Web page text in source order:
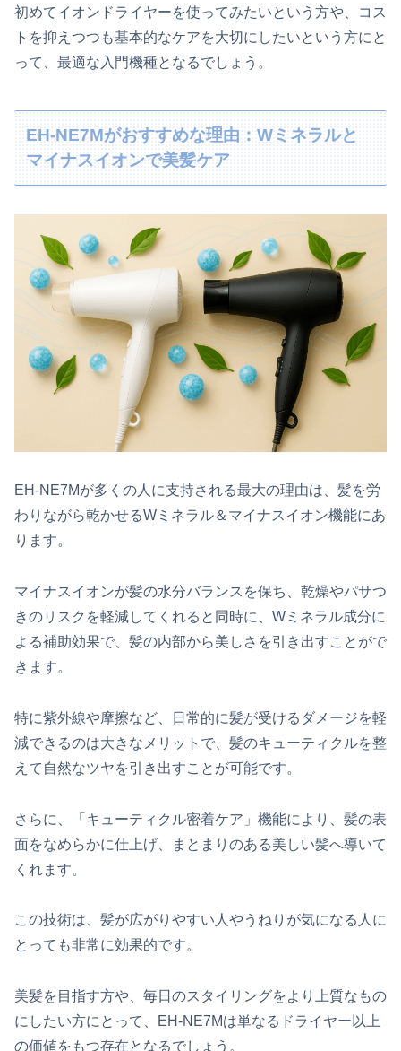
初めてイオンドライヤーを使ってみたいという方や、コス
トを抑えつつも基本的なケアを大切にしたいという方にと
って、最適な入門機種となるでしょう。
EH-NE7Mがおすすめな理由：Wミネラルと
マイナスイオンで美髪ケア
EH-NE7Mが多くの人に支持される最大の理由は、髪を労
わりながら乾かせるWミネラル＆マイナスイオン機能にあ
ります。
マイナスイオンが髪の水分バランスを保ち、乾燥やパサつ
きのリスクを軽減してくれると同時に、Wミネラル成分に
よる補助効果で、髪の内部から美しさを引き出すことがで
きます。
特に紫外線や摩擦など、日常的に髪が受けるダメージを軽
減できるのは大きなメリットで、髪のキューティクルを整
えて自然なツヤを引き出すことが可能です。
さらに、「キューティクル密着ケア」機能により、髪の表
面をなめらかに仕上げ、まとまりのある美しい髪へ導いて
くれます。
この技術は、髪が広がりやすい人やうねりが気になる人に
とっても非常に効果的です。
美髪を目指す方や、毎日のスタイリングをより上質なもの
にしたい方にとって、EH-NE7Mは単なるドライヤー以上
の価値をもつ存在となるでしょう。